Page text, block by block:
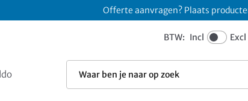
Offerte aanvragen? Plaats producten in
BTW: Incl Excl